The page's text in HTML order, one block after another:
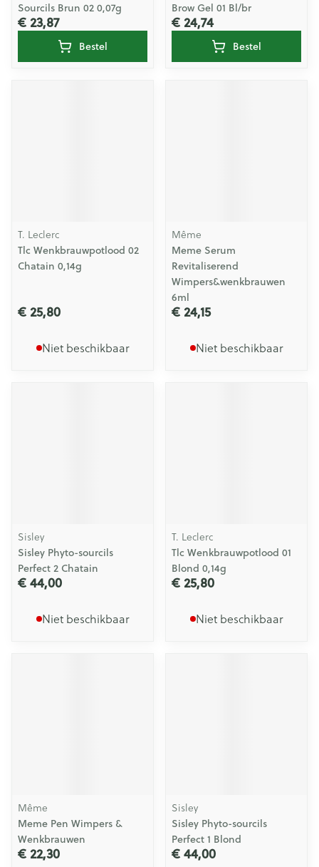
Sourcils Brun 02 0,07g
€ 23,87
Bestel
Brow Gel 01 Bl/br
€ 24,74
Bestel
T. Leclerc
Tlc Wenkbrauwpotlood 02
Chatain 0,14g
€ 25,80
Niet beschikbaar
Même
Meme Serum
Revitaliserend
Wimpers&wenkbrauwen
6ml
€ 24,15
Niet beschikbaar
Sisley
Sisley Phyto-sourcils
Perfect 2 Chatain
€ 44,00
Niet beschikbaar
T. Leclerc
Tlc Wenkbrauwpotlood 01
Blond 0,14g
€ 25,80
Niet beschikbaar
Même
Meme Pen Wimpers &
Wenkbrauwen
€ 22,30
Sisley
Sisley Phyto-sourcils
Perfect 1 Blond
€ 44,00